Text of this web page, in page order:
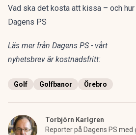
Vad ska det kosta att kissa – och
Dagens PS
Läs mer från Dagens PS - vårt
nyhetsbrev är kostnadsfritt:
Golf Golfbanor Örebro
Torbjörn Karlgren
Reporter på Dagens PS